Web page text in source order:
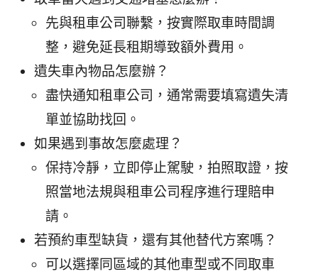
先與租車公司聯繫，按實際取車時間調
整，避免延長租期導致額外費用。
遺失車內物品怎麼辦？
盡快通知租車公司，通常需要填寫遺失清
單並協助找回。
如果遇到事故怎麼處理？
保持冷靜，立即停止駕駛，拍照取證，按
照當地法規與租車公司程序進行理賠申
請。
若預約車型缺貨，還有其他替代方案嗎？
可以選擇同區域的其他車型或不同取車